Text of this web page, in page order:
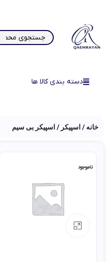
دسته بندی کالا ها
خانه اسپیکر اسپیکر بی سیم
ناموجود